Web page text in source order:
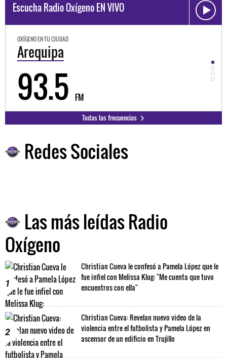
Escucha Radio Oxígeno EN VIVO
OXÍGENO EN TU CIUDAD
Trujillo
98.3 FM
Todas las frecuencias
Redes Sociales
Las más leídas Radio
Oxígeno
1
Christian Cueva le confesó a Pamela López que le
fue infiel con Melissa Klug: "Me cuenta que tuvo
encuentros con ella"
2
Christian Cueva: Revelan nuevo video de la
violencia entre el futbolista y Pamela López en
ascensor de un edificio en Trujillo